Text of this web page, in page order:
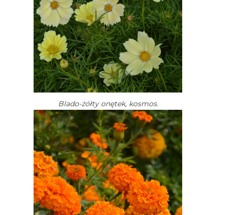
Blado-żółty onętek, kosmos.